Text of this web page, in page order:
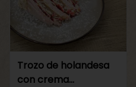
Trozo de holandesa
con crema